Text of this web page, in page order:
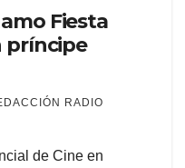
Fiesta
príncipe
RADIO
de Cine en